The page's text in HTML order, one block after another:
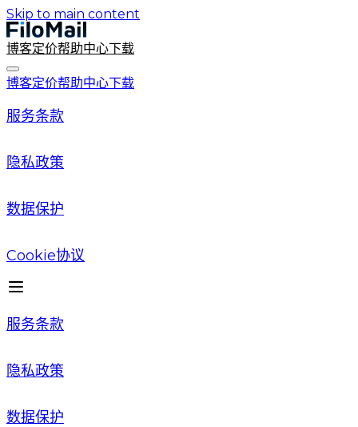
Skip to main content
博客定价帮助中心下载
博客定价帮助中心下载
服务条款
隐私政策
数据保护
Cookie协议
服务条款
隐私政策
数据保护